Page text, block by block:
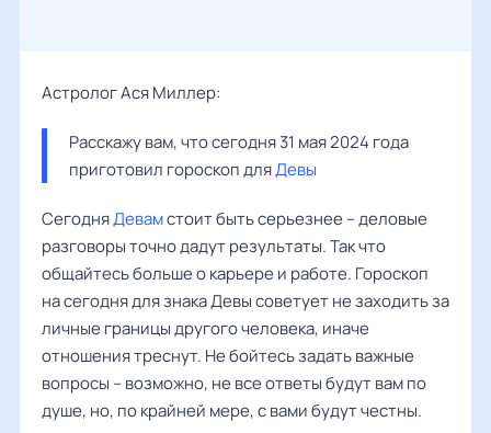
Астролог Ася Миллер:
Расскажу вам, что сегодня 31 мая 2024 года
приготовил гороскоп для Девы
СегодняДевамстоит быть серьезнее – деловые
разговоры точно дадут результаты. Так что
общайтесь больше о карьере и работе. Гороскоп
на сегодня для знака Девы советует не заходить за
личные границы другого человека, иначе
отношения треснут. Не бойтесь задать важные
вопросы – возможно, не все ответы будут вам по
душе, но, по крайней мере, с вами будут честны.